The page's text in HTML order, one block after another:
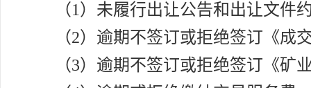
（1）未履行出让公告和出让文件
（2）逾期不签订或拒绝签订《成
（3）逾期不签订或拒绝签订《矿